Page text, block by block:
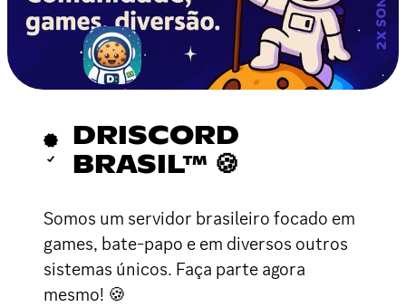
DRISCORD
BRASIL™ 🍪
Somos um servidor brasileiro focado em
games, bate-papo e em diversos outros
sistemas únicos. Faça parte agora
mesmo! 🍪